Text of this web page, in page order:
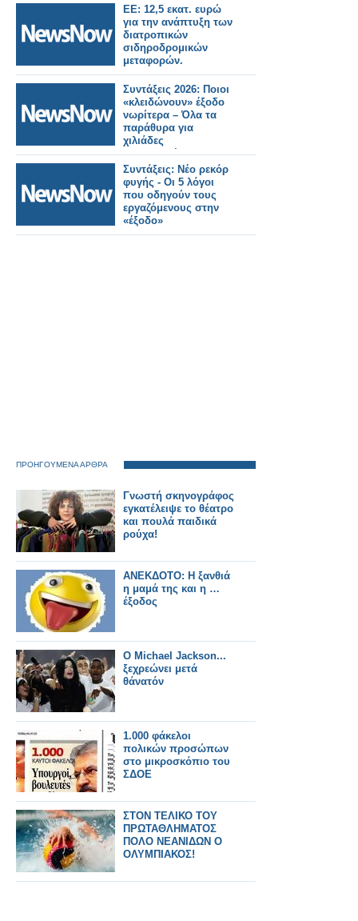
ΕΕ: 12,5 εκατ. ευρώ
για την ανάπτυξη των
διατροπικών
σιδηροδρομικών
μεταφορών.
Συντάξεις 2026: Ποιοι
«κλειδώνουν» έξοδο
νωρίτερα – Όλα τα
παράθυρα για
χιλιάδες
ασφαλισμένους
Συντάξεις: Νέο ρεκόρ
φυγής - Οι 5 λόγοι
που οδηγούν τους
εργαζόμενους στην
«έξοδο»
ΠΡΟΗΓΟΥΜΕΝΑ ΑΡΘΡΑ
Γνωστή σκηνογράφος
εγκατέλειψε το θέατρο
και πουλά παιδικά
ρούχα!
ΑΝΕΚΔΟΤΟ: Η ξανθιά
η μαμά της και η …
έξοδος
Ο Michael Jackson...
ξεχρεώνει μετά
θάνατόν
1.000 φάκελοι
πολικών προσώπων
στο μικροσκόπιο του
ΣΔΟΕ
ΣΤΟΝ ΤΕΛΙΚΟ ΤΟΥ
ΠΡΩΤΑΘΛΗΜΑΤΟΣ
ΠΟΛΟ ΝΕΑΝΙΔΩΝ Ο
ΟΛΥΜΠΙΑΚΟΣ!